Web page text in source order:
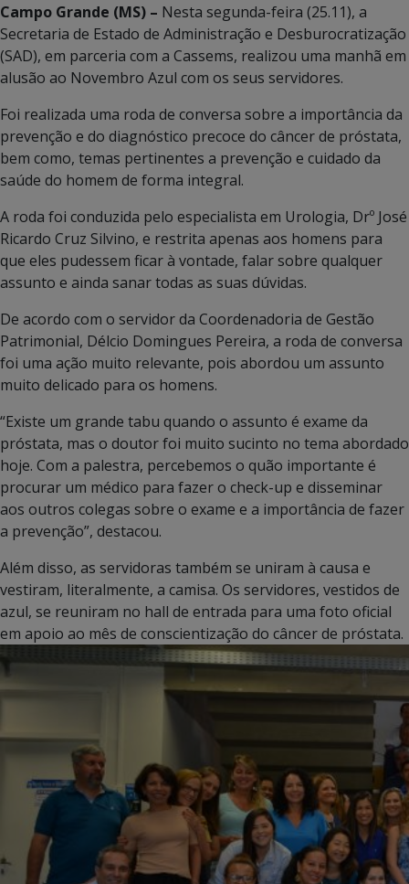
Campo Grande (MS) – Nesta segunda-feira (25.11), a
Secretaria de Estado de Administração e Desburocratização
(SAD), em parceria com a Cassems, realizou uma manhã em
alusão ao Novembro Azul com os seus servidores.
Foi realizada uma roda de conversa sobre a importância da
prevenção e do diagnóstico precoce do câncer de próstata,
bem como, temas pertinentes a prevenção e cuidado da
saúde do homem de forma integral.
A roda foi conduzida pelo especialista em Urologia, Drº José
Ricardo Cruz Silvino, e restrita apenas aos homens para
que eles pudessem ficar à vontade, falar sobre qualquer
assunto e ainda sanar todas as suas dúvidas.
De acordo com o servidor da Coordenadoria de Gestão
Patrimonial, Délcio Domingues Pereira, a roda de conversa
foi uma ação muito relevante, pois abordou um assunto
muito delicado para os homens.
“Existe um grande tabu quando o assunto é exame da
próstata, mas o doutor foi muito sucinto no tema abordado
hoje. Com a palestra, percebemos o quão importante é
procurar um médico para fazer o check-up e disseminar
aos outros colegas sobre o exame e a importância de fazer
a prevenção”, destacou.
Além disso, as servidoras também se uniram à causa e
vestiram, literalmente, a camisa. Os servidores, vestidos de
azul, se reuniram no hall de entrada para uma foto oficial
em apoio ao mês de conscientização do câncer de próstata.